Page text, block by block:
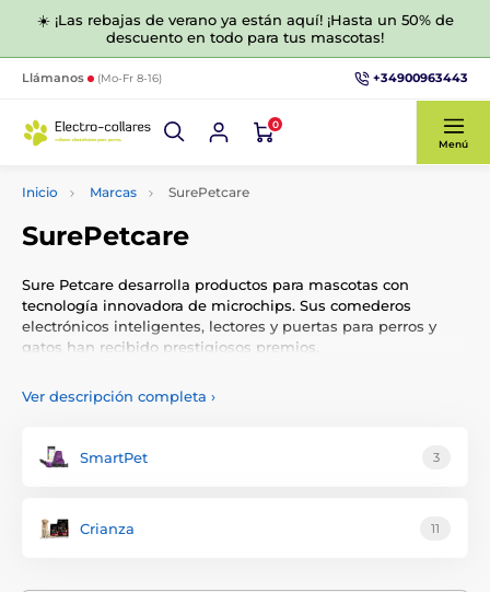
☀️ ¡Las rebajas de verano ya están aquí! ¡Hasta un 50% de
descuento en todo para tus mascotas!
Llámanos (Mo-Fr 8-16) +34900963443
0
Menú
Inicio Marcas SurePetcare
SurePetcare
Sure Petcare desarrolla productos para mascotas con
tecnología innovadora de microchips. Sus comederos
electrónicos inteligentes, lectores y puertas para perros y
gatos han recibido prestigiosos premios.
Ver descripción completa ›
SmartPet 3
Crianza 11